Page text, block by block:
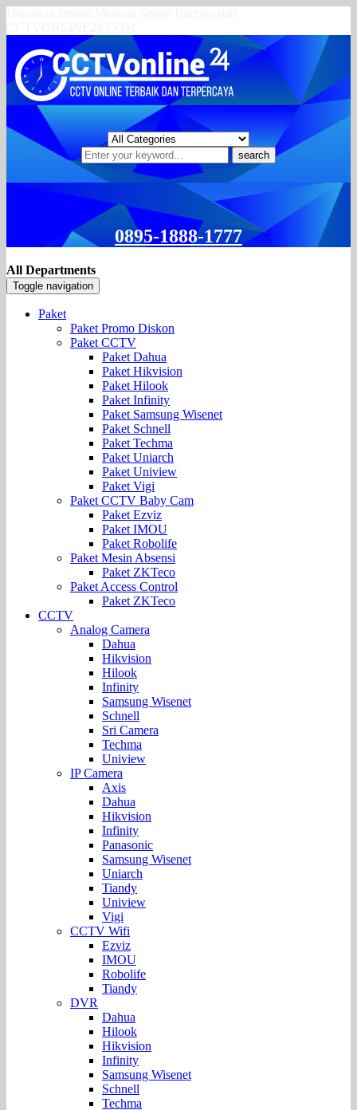
search
0895-1888-1777
All Departments
Toggle navigation
Paket
Paket Promo Diskon
Paket CCTV
Paket Dahua
Paket Hikvision
Paket Hilook
Paket Infinity
Paket Samsung Wisenet
Paket Schnell
Paket Techma
Paket Uniarch
Paket Uniview
Paket Vigi
Paket CCTV Baby Cam
Paket Ezviz
Paket IMOU
Paket Robolife
Paket Mesin Absensi
Paket ZKTeco
Paket Access Control
Paket ZKTeco
CCTV
Analog Camera
Dahua
Hikvision
Hilook
Infinity
Samsung Wisenet
Schnell
Sri Camera
Techma
Uniview
IP Camera
Axis
Dahua
Hikvision
Infinity
Panasonic
Samsung Wisenet
Uniarch
Tiandy
Uniview
Vigi
CCTV Wifi
Ezviz
IMOU
Robolife
Tiandy
DVR
Dahua
Hilook
Hikvision
Infinity
Samsung Wisenet
Schnell
Techma